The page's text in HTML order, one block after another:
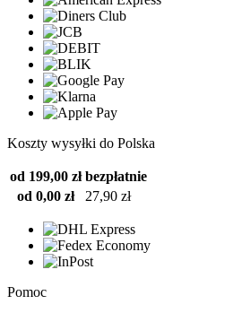
Koszty wysyłki do Polska
od 199,00 zł bezpłatnie
od 0,00 zł
27,90 zł
Pomoc